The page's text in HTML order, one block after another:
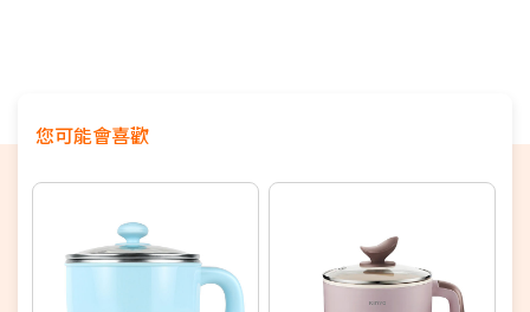
您可能會喜歡